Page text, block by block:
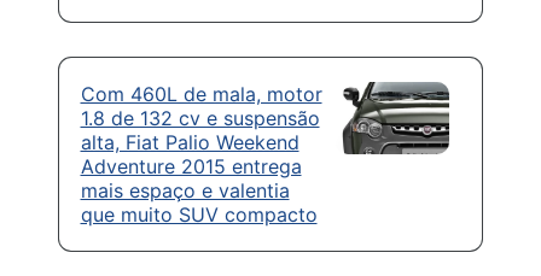
Com 460L de mala, motor
1.8 de 132 cv e suspensão
alta, Fiat Palio Weekend
Adventure 2015 entrega
mais espaço e valentia
que muito SUV compacto